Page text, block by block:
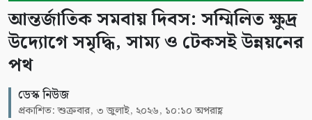
আন্তর্জাতিক সমবায় দিবস: সম্মিলিত ক্ষুদ্র
উদ্যোগে সমৃদ্ধি, সাম্য ও টেকসই উন্নয়নের
পথ
ডেস্ক নিউজ
প্রকাশিত: শুক্রবার, ৩ জুলাই, ২০২৬, ১০:১০ অপরাহ্ণ